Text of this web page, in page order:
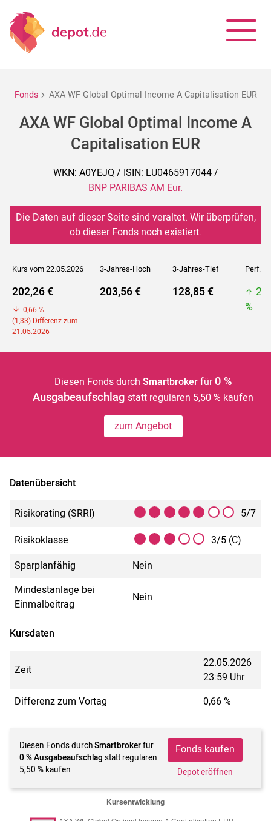
Fonds AXA WF Global Optimal Income A Capitalisation EUR
AXA WF Global Optimal Income A
Capitalisation EUR
WKN: A0YEJQ / ISIN: LU0465917044 /
BNP PARIBAS AM Eur.
Die Daten auf dieser Seite sind veraltet. Wir überprüfen,
ob dieser Fonds noch existiert.
Kurs vom 22.05.2026 3-Jahres-Hoch 3-Jahres-Tief Perf. 5J
202,26 €
0,66 %
(1,33) Differenz zum
21.05.2026
203,56 € 128,85 €
%
Diesen Fonds durch Smartbrokerfür 0 %
Ausgabeaufschlagstatt regulären 5,50 % kaufen
zum Angebot
Datenübersicht
Risikorating (SRRI)
5/7
Risikoklasse
3/5 (C)
Sparplanfähig
Nein
Mindestanlage bei
Einmalbeitrag
Nein
Kursdaten
Zeit
22.05.2026
23:59 Uhr
Differenz zum Vortag
0,66 %
Diesen Fonds durchSmartbrokerfür
0 % Ausgabeaufschlag statt regulären
5,50 % kaufen
Fonds kaufen
Depot eröffnen